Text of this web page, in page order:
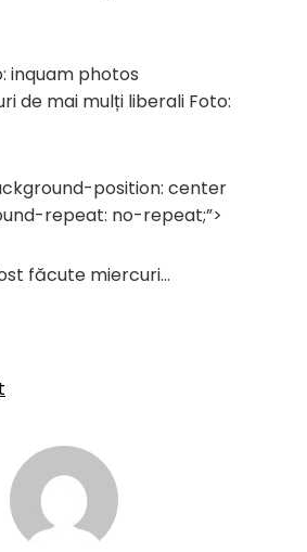
de mai mulți liberali Foto:
position: center
repeat: no-repeat;”>
făcute miercuri…